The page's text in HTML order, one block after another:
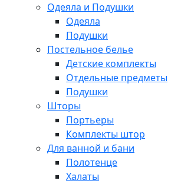
Одеяла и Подушки
Одеяла
Подушки
Постельное белье
Детские комплекты
Отдельные предметы
Подушки
Шторы
Портьеры
Комплекты штор
Для ванной и бани
Полотенце
Халаты